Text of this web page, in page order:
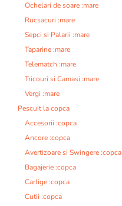
Ochelari de soare :mare
Rucsacuri :mare
Sepci si Palarii :mare
Taparine :mare
Telematch :mare
Tricouri si Camasi :mare
Vergi :mare
Pescuit la copca
Accesorii :copca
Ancore :copca
Avertizoare si Swingere :copca
Bagajerie :copca
Carlige :copca
Cutii :copca